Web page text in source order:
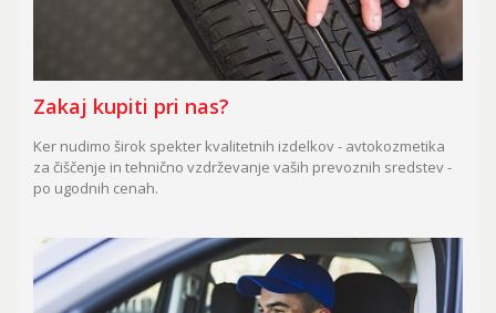
Zakaj kupiti pri nas?
Ker nudimo širok spekter kvalitetnih izdelkov - avtokozmetika
za čiščenje in tehnično vzdrževanje vaših prevoznih sredstev -
po ugodnih cenah.